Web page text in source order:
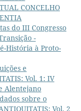
CONCELHO
do III Congresso
-
História à Proto-
e
Vol. 1: IV
Alentejano
sobre o
Vol. 2